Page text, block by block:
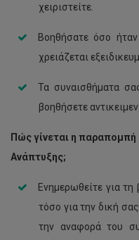
χειριστείτε.
Βοηθήσατε όσο
χρειάζεται
Τα συναισθήματα
βοηθήσετε
Πώς γίνεται η παραπομπή
Ανάπτυξης;
Ενημερωθείτε για
τόσο για την δική
την αναφορά του